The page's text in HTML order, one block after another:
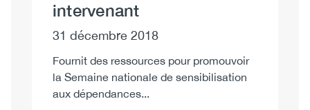
intervenant
31 décembre 2018
Fournit des ressources pour promouvoir
la Semaine nationale de sensibilisation
aux dépendances...